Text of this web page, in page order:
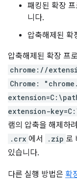
패킹된 확장
니다.
압축해제된 확
압축해제된 확장 프
chrome://
Chrome:
extension-
램의 압축을 해제하
.crx 에서 .zip 로
있습니다.
다른 실행 방법은 확